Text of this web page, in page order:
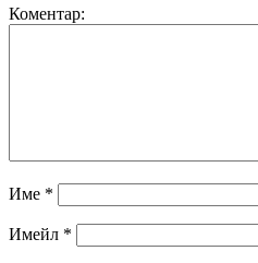
Коментар:
Име *
Имейл *